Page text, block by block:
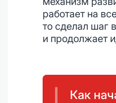
работает на
то сделал шаг
и продолжает
Как